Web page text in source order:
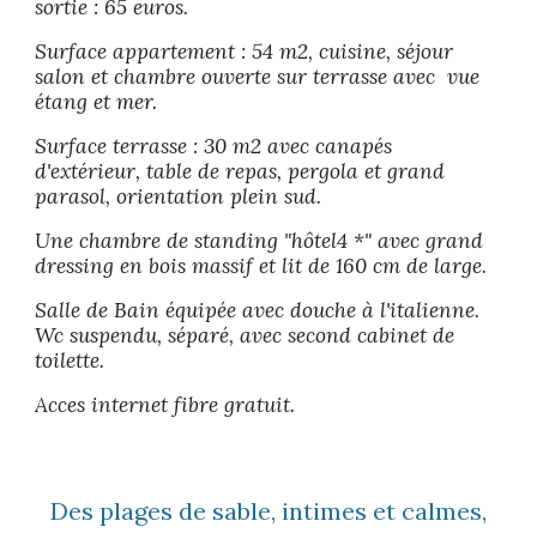
sortie : 65euros.
Surface appartement : 54 m2, cuisine, séjour
salon et chambre ouverte sur terrasse avec vue
étang et mer.
Surface terrasse : 30 m2 avec canapés
d'extérieur, table de repas, pergola et grand
parasol, orientation plein sud.
Une chambre de standing "hôtel4 *" avec grand
dressing en bois massif et lit de 160 cm de large.
Salle de Bain équipée avec douche à l'italienne.
Wc suspendu,séparé,avec second cabinet de
toilette.
Acces internet fibre gratuit.
Des plages de sable, intimes et calmes,